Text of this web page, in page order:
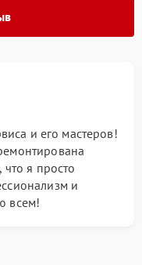
и его мастеров!
что я просто
и
всем!